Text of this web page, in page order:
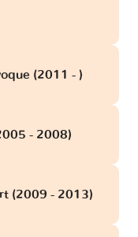
(2011 - )
- 2008)
(2009 - 2013)